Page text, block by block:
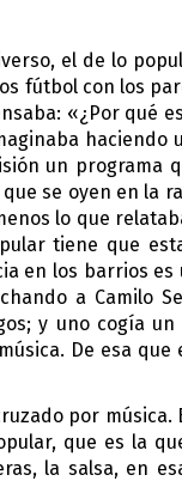
el de lo
fútbol con los
«¿Por qué
un programa
se oyen en la
lo que
tiene que
en los barrios
a Camilo
y uno cogía
De esa
por
que es la
la salsa, en